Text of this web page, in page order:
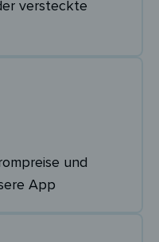
versteckte
und
App